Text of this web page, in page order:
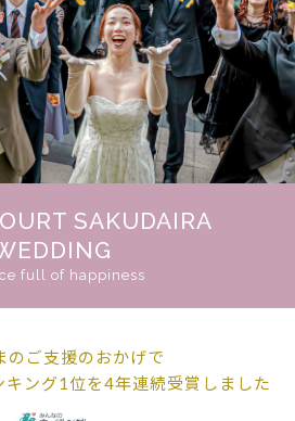
SAKUDAIRA
full of happiness
のご支援のおかげで
ング1位を4年連続受賞しました